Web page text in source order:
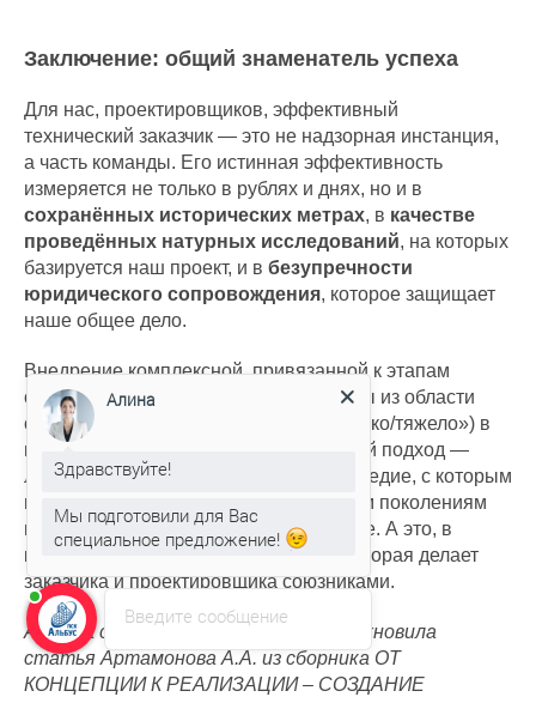
Заключение: общий знаменатель успеха
Для нас, проектировщиков, эффективный
технический заказчик — это не надзорная инстанция,
а часть команды. Его истинная эффективность
измеряется не только в рублях и днях, но и в
сохранённых исторических метрах, в качестве
проведённых натурных исследований, на которых
базируется наш проект, и в безупречности
юридического сопровождения, которое защищает
наше общее дело.
Внедрение комплексной, привязанной к этапам
системы оценки — это перевод работы из области
субъективных впечатлений («с ним легко/тяжело») в
плоскость объективного анализа. Такой подход —
лучшая гарантия, что уникальное наследие, с которым
мы работаем, будет передано будущим поколениям
не в искажённой, а в подлинной форме. А это, в
конечном счёте, и есть общая цель, которая делает
заказчика и проектировщика союзниками.
Автора статьи на сайте Альбус вдохновила
статья Артамонова А.А. из сборника ОТ
КОНЦЕПЦИИ К РЕАЛИЗАЦИИ – СОЗДАНИЕ
Введите сообщение
Алина
Здравствуйте!
Мы подготовили для Вас
специальное предложение!